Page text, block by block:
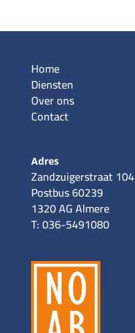
Home
Diensten
Over ons
Contact
Adres
Zandzuigerstraat 104
Postbus 60239
1320 AG Almere
T: 036-5491080